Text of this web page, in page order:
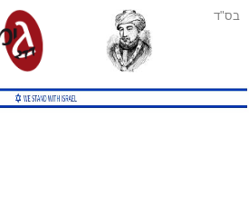
בס"ד
עזרה